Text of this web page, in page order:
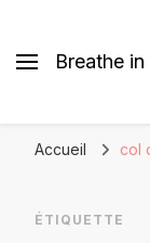
Breathe
Accueil col
ÉTIQUETTE